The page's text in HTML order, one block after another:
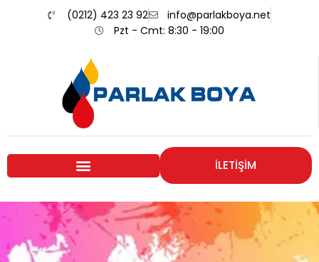
(0212) 423 23 92
info@parlakboya.net
Pzt - Cmt: 8:30 - 19:00
İLETİŞİM